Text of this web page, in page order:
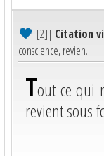
[2]| Citation
conscience, revien...
Tout ce qui
revient sous